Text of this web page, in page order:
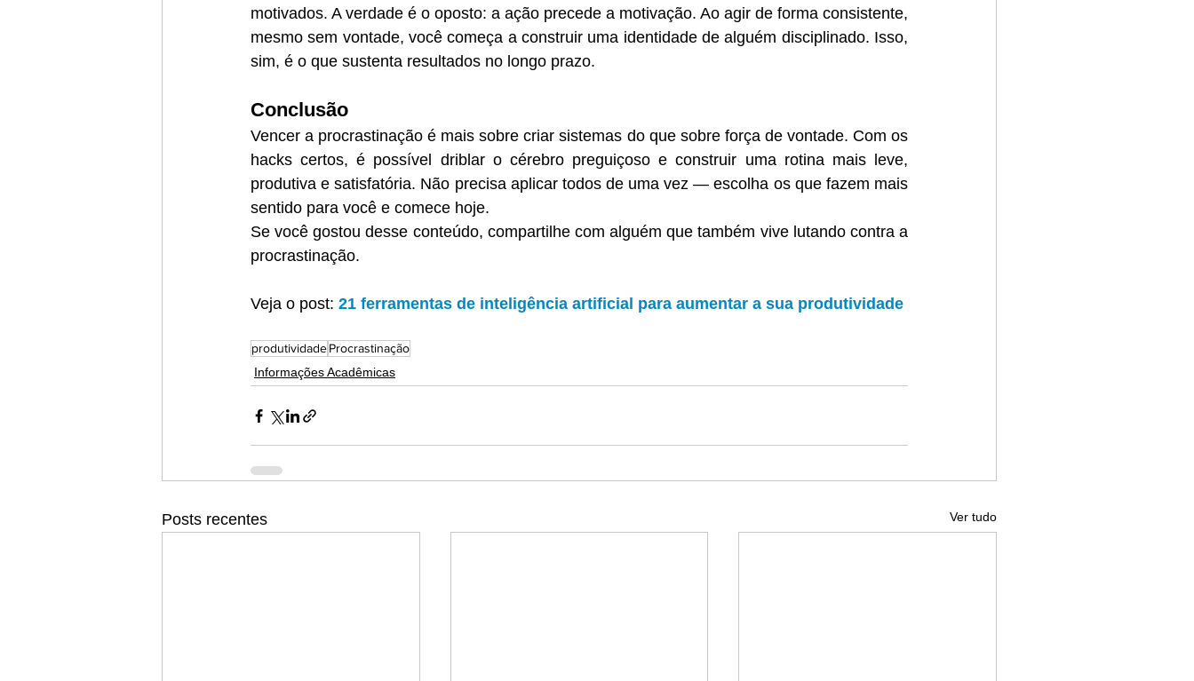
motivados. A verdade é o oposto: a ação precede a motivação. Ao agir de forma consistente,
mesmo sem vontade, você começa a construir uma identidade de alguém disciplinado. Isso,
sim, é o que sustenta resultados no longo prazo.
Conclusão
Vencer a procrastinação é mais sobre criar sistemas do que sobre força de vontade. Com os
hacks certos, é possível driblar o cérebro preguiçoso e construir uma rotina mais leve,
produtiva e satisfatória. Não precisa aplicar todos de uma vez — escolha os que fazem mais
sentido para você e comece hoje.
Se você gostou desse conteúdo, compartilhe com alguém que também vive lutando contra a
procrastinação.
Veja o post: 21 ferramentas de inteligência artificial para aumentar a sua produtividade
produtividadeProcrastinação
Informações Acadêmicas
Posts recentes Ver tudo